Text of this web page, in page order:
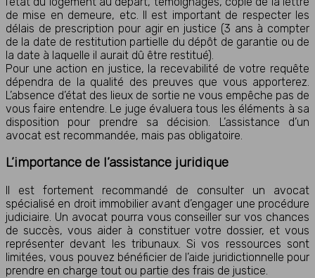
de mise en demeure, etc. Il est important de respecter les
délais de prescription pour agir en justice (3 ans à compter
de la date de restitution partielle du dépôt de garantie ou de
la date à laquelle il aurait dû être restitué).
Pour une action en justice, la recevabilité de votre requête
dépendra de la qualité des preuves que vous apporterez.
L’absence d’état des lieux de sortie ne vous empêche pas de
vous faire entendre. Le juge évaluera tous les éléments à sa
disposition pour prendre sa décision. L’assistance d’un
avocat est recommandée, mais pas obligatoire.
L’importance de l’assistance juridique
Il est fortement recommandé de consulter un avocat
spécialisé en droit immobilier avant d’engager une procédure
judiciaire. Un avocat pourra vous conseiller sur vos chances
de succès, vous aider à constituer votre dossier, et vous
représenter devant les tribunaux. Si vos ressources sont
limitées, vous pouvez bénéficier de l’aide juridictionnelle pour
prendre en charge tout ou partie des frais de justice.